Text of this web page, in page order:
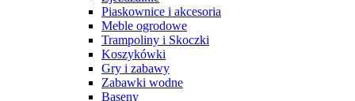
Piaskownice i akcesoria
Meble ogrodowe
Trampoliny i Skoczki
Koszykówki
Gry i zabawy
Zabawki wodne
Baseny